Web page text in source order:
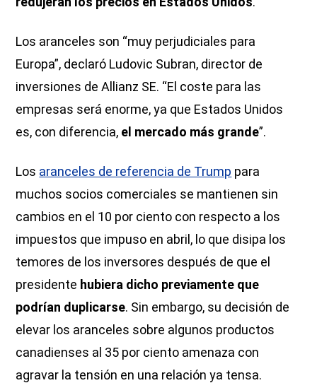
Los aranceles son “muy perjudiciales para
Europa”, declaró Ludovic Subran, director de
inversiones de Allianz SE. “El coste para las
empresas será enorme, ya que Estados Unidos
es, con diferencia, el mercado más grande”.
Los aranceles de referencia de Trump para
muchos socios comerciales se mantienen sin
cambios en el 10 por ciento con respecto a los
impuestos que impuso en abril, lo que disipa los
temores de los inversores después de que el
presidente hubiera dicho previamente que
podrían duplicarse. Sin embargo, su decisión de
elevar los aranceles sobre algunos productos
canadienses al 35 por ciento amenaza con
agravar la tensión en una relación ya tensa.